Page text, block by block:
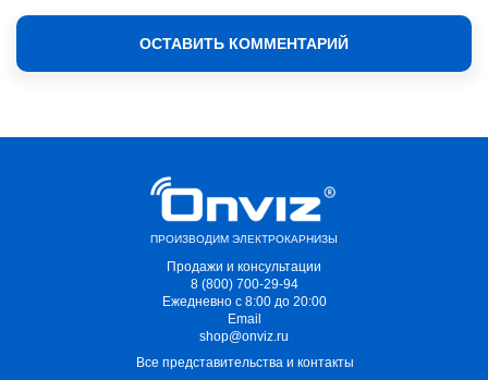
ОСТАВИТЬ КОММЕНТАРИЙ
ПРОИЗВОДИМ ЭЛЕКТРОКАРНИЗЫ
Продажи и консультации
8 (800) 700-29-94
Ежедневно с 8:00 до 20:00
Email
shop@onviz.ru
Все представительства и контакты